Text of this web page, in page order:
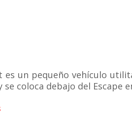
es un pequeño vehículo
se coloca debajo del Escape